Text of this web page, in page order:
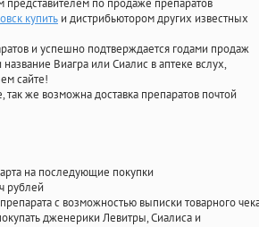
по продаже препаратов
купить и дистрибьютором других известных
и успешно подтверждается годами продаж
Виагра или Сиалис в аптеке вслух,
сайте!
же возможна доставка препаратов почтой
на последующие покупки
рублей
с возможностью выписки товарного
дженерики Левитры, Сиалиса и